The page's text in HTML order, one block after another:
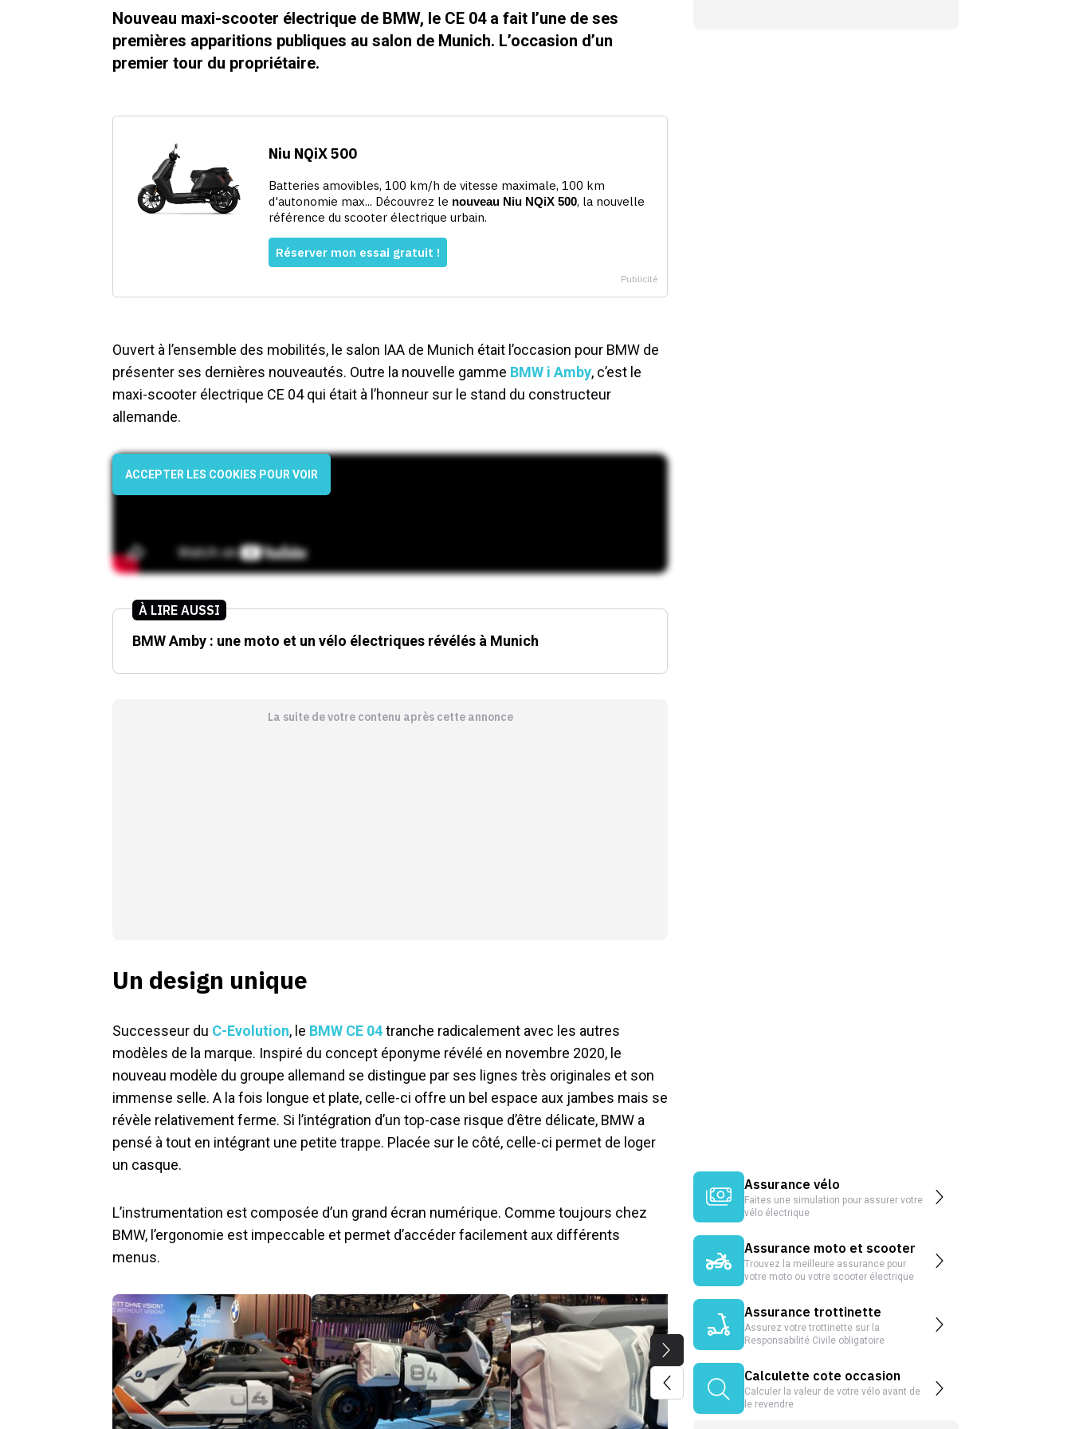
Nouveau maxi-scooter électrique de BMW, le CE 04 a fait l’une de ses
premières apparitions publiques au salon de Munich. L’occasion d’un
premier tour du propriétaire.
Ouvert à l’ensemble des mobilités, le salon IAA de Munich était l’occasion pour BMW de
présenter ses dernières nouveautés. Outre la nouvelle gamme BMW i Amby, c’est le
maxi-scooter électrique CE 04 qui était à l’honneur sur le stand du constructeur
allemande.
ACCEPTER LES COOKIES POUR VOIR
À LIRE AUSSI
BMW Amby : une moto et un vélo électriques révélés à Munich
La suite de votre contenu après cette annonce
Un design unique
Successeur du C-Evolution, le BMW CE 04tranche radicalement avec les autres
modèles de la marque. Inspiré du concept éponyme révélé en novembre 2020, le
nouveau modèle du groupe allemand se distingue par ses lignes très originales et son
immense selle. A la fois longue et plate, celle-ci offre un bel espace aux jambes mais se
révèle relativement ferme. Si l’intégration d’un top-case risque d’être délicate, BMW a
pensé à tout en intégrant une petite trappe. Placée sur le côté, celle-ci permet de loger
un casque.
L’instrumentation est composée d’un grand écran numérique. Comme toujours chez
BMW, l’ergonomie est impeccable et permet d’accéder facilement aux différents
menus.
Assurance vélo
Faites une simulation pour assurer votre
vélo électrique
Assurance moto et scooter
Trouvez la meilleure assurance pour
votre moto ou votre scooter électrique
Assurance trottinette
Assurez votre trottinette sur la
Responsabilité Civile obligatoire
Calculette cote occasion
Calculer la valeur de votre vélo avant de
le revendre